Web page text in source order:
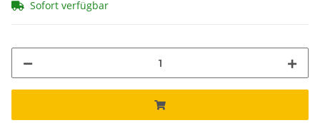
Sofort verfügbar